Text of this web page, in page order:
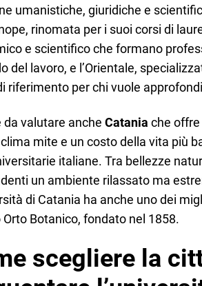
umanistiche, giuridiche e
rinomata per i suoi corsi di
e scientifico che formano
del lavoro, e l’Orientale,
riferimento per chi vuole
da valutare anche Catania che offre
mite e un costo della vita più
italiane. Tra bellezze
un ambiente rilassato ma
di Catania ha anche uno dei
Orto Botanico, fondato nel 1858.
scegliere la